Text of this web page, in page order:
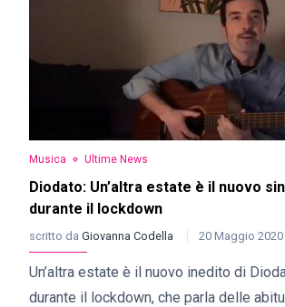
Musica Ultime News
Diodato: Un’altra estate è il nuovo
durante il lockdown
scritto da Giovanna Codella 20 Maggio 2020
Un’altra estate è il nuovo inedito di
durante il lockdown, che parla delle